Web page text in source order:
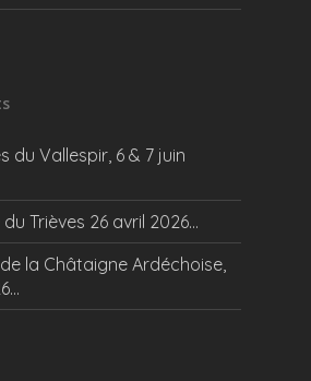
du Vallespir, 6 & 7 juin
Trièves 26 avril 2026…
la Châtaigne Ardéchoise,